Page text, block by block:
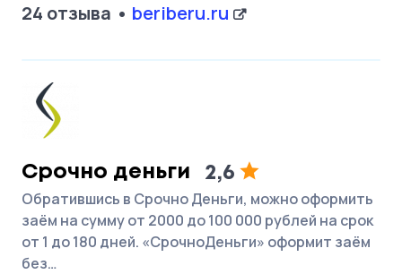
24 отзыва beriberu.ru
Срочно деньги 2,6
Обратившись в Срочно Деньги, можно оформить
заём на сумму от 2000 до 100 000 рублей на срок
от 1 до 180 дней. «СрочноДеньги» оформит заём
без…